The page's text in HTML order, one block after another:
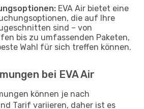
EVA Air bietet eine
die auf Ihre
sind – von
bis zu umfassenden Paketen,
Wahl für sich treffen können.
bei EVA Air
können je nach
Tarif variieren, daher ist es